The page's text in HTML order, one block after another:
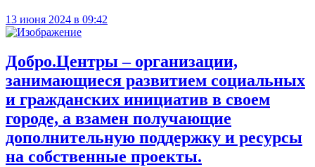
13 июня 2024 в 09:42
Добро.Центры – организации,
занимающиеся развитием социальных
и гражданских инициатив в своем
городе, а взамен получающие
дополнительную поддержку и ресурсы
на собственные проекты.